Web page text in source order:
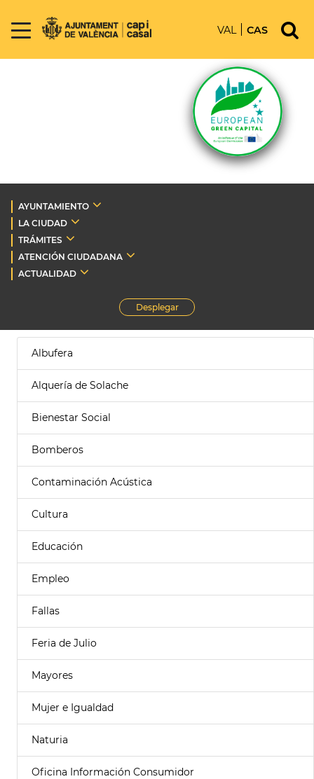
VAL CAS
AYUNTAMIENTO
LA CIUDAD
TRÁMITES
ATENCIÓN CIUDADANA
ACTUALIDAD
Desplegar
Albufera
Alquería de Solache
Bienestar Social
Bomberos
Contaminación Acústica
Cultura
Educación
Empleo
Fallas
Feria de Julio
Mayores
Mujer e Igualdad
Naturia
Oficina Información Consumidor